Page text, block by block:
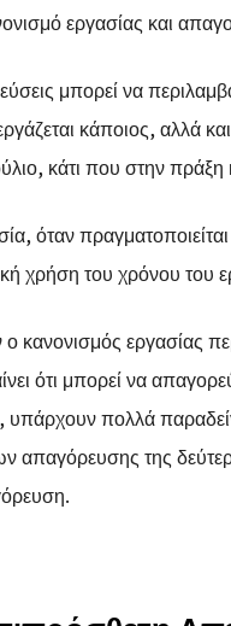
εργασίας και
μπορεί να
κάποιος, αλλά
κάτι που στην
όταν
χρήση του χρόνου του
εργασίας
ότι μπορεί να
υπάρχουν πολλά
απαγόρευσης της